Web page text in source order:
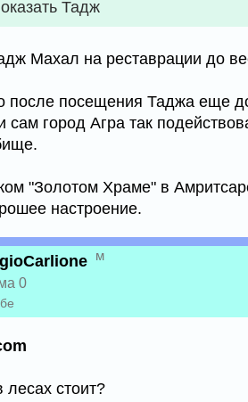
Тадж
Махал на реставрации до
после посещения Таджа еще
сам город Агра так
"Золотом Храме" в
настроение.
м
0
стоит?